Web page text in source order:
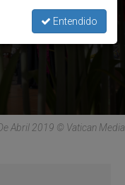
Abril 2019 © Vatican Media
Entendido